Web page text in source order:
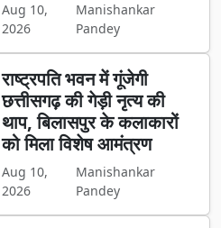
Aug 10,
2026
Manishankar
Pandey
राष्ट्रपति भवन में गूंजेगी
छत्तीसगढ़ की गेड़ी नृत्य की
थाप, बिलासपुर के कलाकारों
को मिला विशेष आमंत्रण
Aug 10,
2026
Manishankar
Pandey